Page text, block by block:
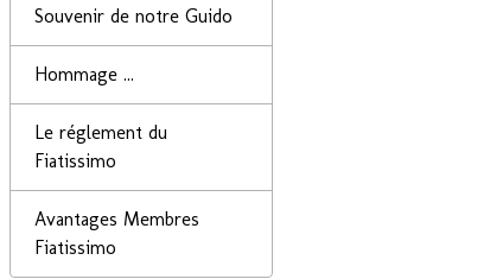
Souvenir de notre Guido
Hommage ...
Le réglement du
Fiatissimo
Avantages Membres
Fiatissimo